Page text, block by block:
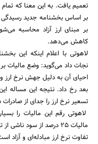
تعمیم یافت. به این معنا که تمام
بر اساس بخشنامه جدید رسیدگی
بر مبنای ارز آزاد محاسبه
کاهش می‌دهد.
لاهوتی با اعلام اینکه این
نجات داد می‌گوید: وضع مالیات
بعد رخ داد. نتیجه این مساله
تسعیر نرخ ارز را جدای از
لاهوتی رقم این مالیات را
مالیات 25 درصد از سود
تفاوت نرخ ارز مبادله‌ای و آزاد